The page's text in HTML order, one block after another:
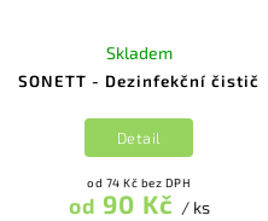
SONETT - Dezinfekční čistič
Skladem
od 74 Kč bez DPH
od 90 Kč / ks
Detail